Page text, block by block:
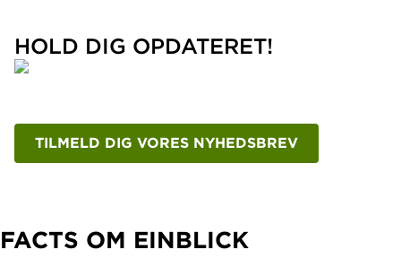
HOLD DIG OPDATERET!
TILMELD DIG VORES NYHEDSBREV
FACTS OM EINBLICK